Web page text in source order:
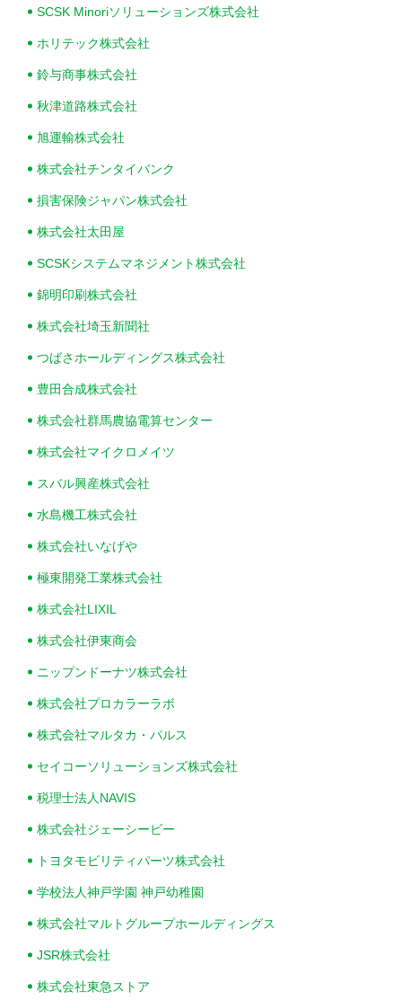
SCSK Minoriソリューションズ株式会社
ホリテック株式会社
鈴与商事株式会社
秋津道路株式会社
旭運輸株式会社
株式会社チンタイバンク
損害保険ジャパン株式会社
株式会社太田屋
SCSKシステムマネジメント株式会社
錦明印刷株式会社
株式会社埼玉新聞社
つばさホールディングス株式会社
豊田合成株式会社
株式会社群馬農協電算センター
株式会社マイクロメイツ
スバル興産株式会社
水島機工株式会社
株式会社いなげや
極東開発工業株式会社
株式会社LIXIL
株式会社伊東商会
ニップンドーナツ株式会社
株式会社プロカラーラボ
株式会社マルタカ・パルス
セイコーソリューションズ株式会社
税理士法人NAVIS
株式会社ジェーシービー
トヨタモビリティパーツ株式会社
学校法人神戸学園 神戸幼稚園
株式会社マルトグループホールディングス
JSR株式会社
株式会社東急ストア